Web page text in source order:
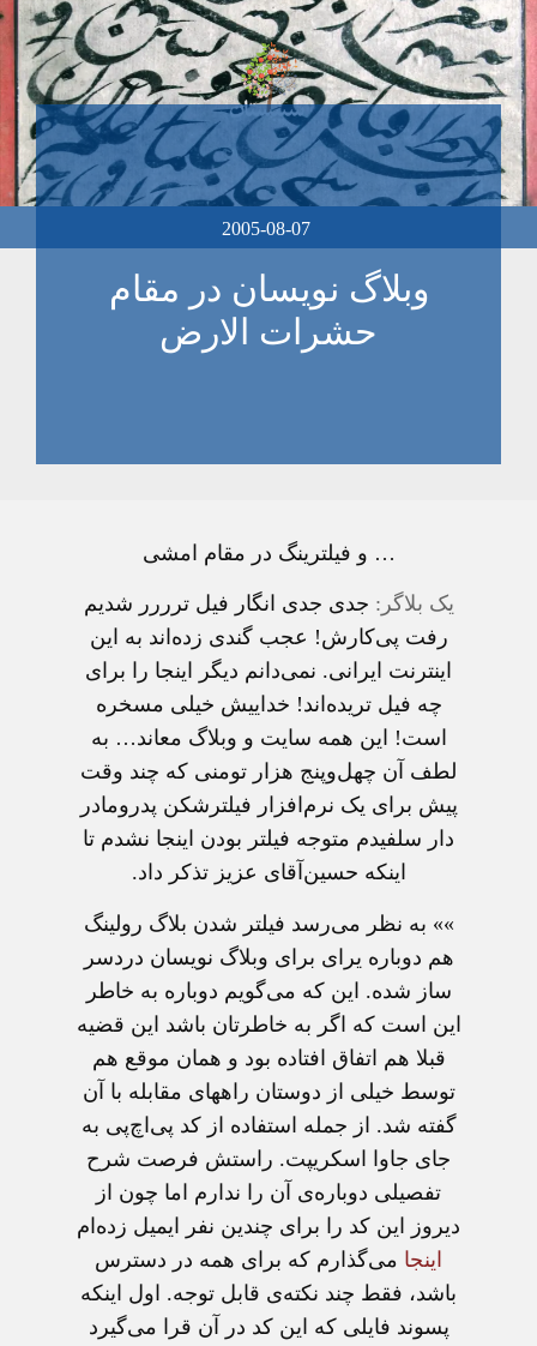
2005-08-07
وبلاگ نويسان در مقام
حشرات الارض
… و فيلترينگ در مقام امشی
يک بلاگر: جدی جدی انگار فیل ترررر شدیم
رفت پی‌کارش! عجب گندی زده‌اند به این
اینترنت ایرانی. نمی‌دانم دیگر اینجا را برای
چه فیل تریده‌اند! خداییش خیلی مسخره
است! این همه سایت و وبلاگ معاند… به
لطف آن چهل‌وپنج هزار تومنی که چند وقت
پیش برای یک نرم‌افزار فیلترشکن پدرومادر
دار سلفیدم متوجه فیلتر بودن اینجا نشدم تا
اینکه حسین‌آقای عزیز تذکر داد.
»» به نظر می‌رسد فیلتر شدن بلاگ رولینگ
هم دوباره یرای برای وبلاگ نویسان‌ دردسر
ساز شده. این که می‌گویم دوباره به خاطر
این است که اگر به خاطرتان باشد این قضیه
قبلا هم اتفاق افتاده بود و همان موقع هم
توسط خیلی از دوستان راههای مقابله با آن
گفته شد. از جمله استفاده از کد پی‌اچ‌پی به
جای جاوا اسکریپت. راستش فرصت شرح
تفصیلی دوباره‌ی آن را ندارم اما چون از
دیروز این کد را برای چندین نفر ایمیل زده‌ام
اینجا می‌گذارم که برای همه در دسترس
باشد، فقط چند نکته‌ی قابل توجه. اول اینکه
پسوند فایلی که این کد در آن قرا می‌گیرد